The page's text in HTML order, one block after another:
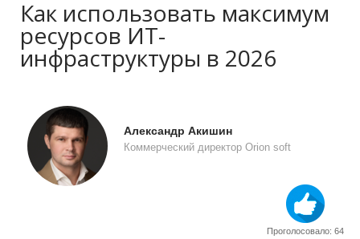
Как использовать максимум
ресурсов ИТ-
инфраструктуры в 2026
Александр Акишин
Коммерческий директор Orion soft
Проголосовало: 64